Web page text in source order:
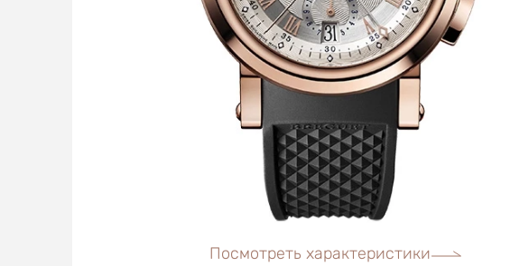
Посмотреть характеристики